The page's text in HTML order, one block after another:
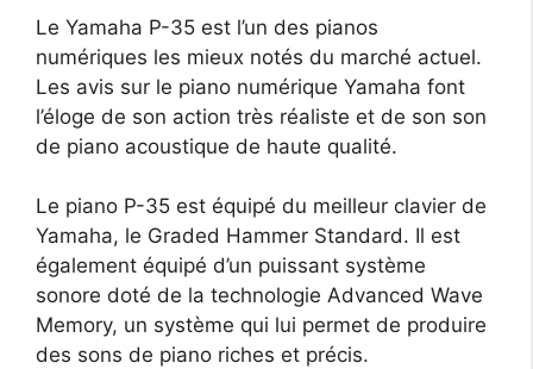
Le Yamaha P-35 est l’un des pianos
numériques les mieux notés du marché actuel.
Les avis sur le piano numérique Yamaha font
l’éloge de son action très réaliste et de son son
de piano acoustique de haute qualité.
Le piano P-35 est équipé du meilleur clavier de
Yamaha, le Graded Hammer Standard. Il est
également équipé d’un puissant système
sonore doté de la technologie Advanced Wave
Memory, un système qui lui permet de produire
des sons de piano riches et précis.